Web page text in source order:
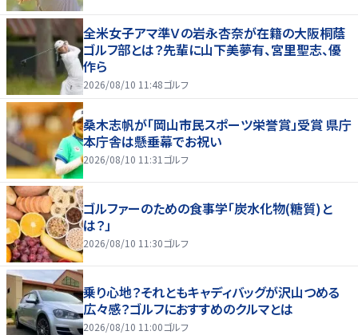
全米女子アマ準Ｖの岩永杏奈が在籍の大阪桐蔭
ゴルフ部とは？先輩に山下美夢有、宮里聖志、優
作ら
2026/08/10 11:48ゴルフ
桑木志帆が「岡山市民スポーツ栄誉賞」受賞 県庁
本庁舎は懸垂幕でお祝い
2026/08/10 11:31 ゴルフ
ゴルファーのための食事学「炭水化物(糖質)と
は？」
2026/08/10 11:30ゴルフ
乗り心地？それともキャディバッグが沢山つめる
広々感？ゴルフにおすすめのクルマとは
2026/08/10 11:00ゴルフ